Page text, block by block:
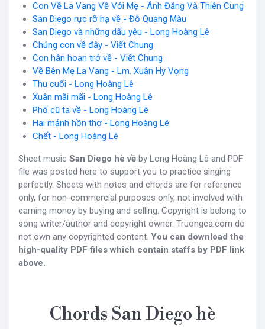
Con Về La Vang Về Với Mẹ - Ánh Đăng Và Thiên Cung
San Diego rực rỡ hạ về - Đỗ Quang Màu
San Diego và những dấu yêu - Long Hoàng Lê
Chúng con về đây - Viết Chung
Con hân hoan trở về - Viết Chung
Về Bên Mẹ La Vang - Lm. Xuân Hy Vọng
Thu cuối - Long Hoàng Lê
Xuân mãi mãi - Long Hoàng Lê
Phố cũ ta về - Long Hoàng Lê
Hai mảnh hồn thơ - Long Hoàng Lê
Chết - Long Hoàng Lê
Sheet music San Diego hè về by Long Hoàng Lê and PDF
file was posted here to support you to practice singing
perfectly. Sheets with notes and chords are for reference
only, for non-commercial purposes only, not involved with
earning money by buying and selling. Copyright is belong to
song writer/author and copyright owner. Truongca.com do
not own any copyrighted content. You can download the
high-quality PDF files which contain staffs by PDF link
above.
Chords San Diego hè